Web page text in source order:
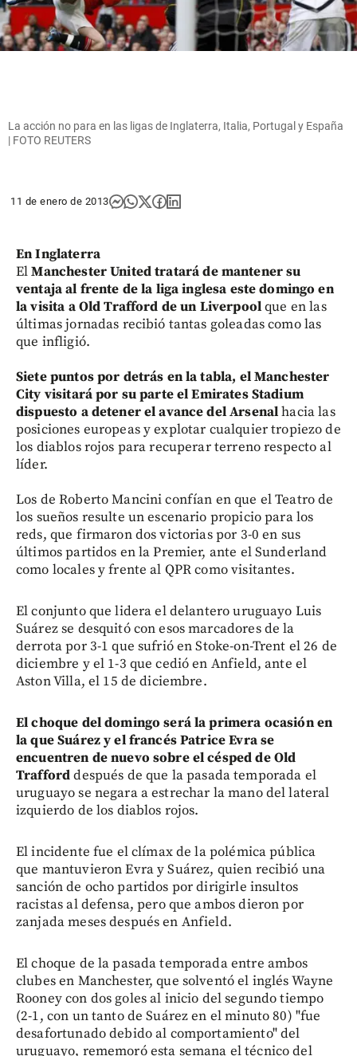
La acción no para en las ligas de Inglaterra, Italia, Portugal y España
| FOTO REUTERS
11 de enero de 2013
En Inglaterra
ElManchester United tratará de mantener su
ventaja al frente de la liga inglesa este domingo en
la visita a Old Trafford de un Liverpoolque en las
últimas jornadas recibió tantas goleadas como las
que infligió.
Siete puntos por detrás en la tabla, el Manchester
City visitará por su parte el Emirates Stadium
dispuesto a detener el avance del Arsenalhacia las
posiciones europeas y explotar cualquier tropiezo de
los diablos rojos para recuperar terreno respecto al
líder.
Los de Roberto Mancini confían en que el Teatro de
los sueños resulte un escenario propicio para los
reds, que firmaron dos victorias por 3-0 en sus
últimos partidos en la Premier, ante el Sunderland
como locales y frente al QPR como visitantes.
El conjunto que lidera el delantero uruguayo Luis
Suárez se desquitó con esos marcadores de la
derrota por 3-1 que sufrió en Stoke-on-Trent el 26 de
diciembre y el 1-3 que cedió en Anfield, ante el
Aston Villa, el 15 de diciembre.
El choque del domingo será la primera ocasión en
la que Suárez y el francés Patrice Evra se
encuentren de nuevo sobre el césped de Old
Trafforddespués de que la pasada temporada el
uruguayo se negara a estrechar la mano del lateral
izquierdo de los diablos rojos.
El incidente fue el clímax de la polémica pública
que mantuvieron Evra y Suárez, quien recibió una
sanción de ocho partidos por dirigirle insultos
racistas al defensa, pero que ambos dieron por
zanjada meses después en Anfield.
El choque de la pasada temporada entre ambos
clubes en Manchester, que solventó el inglés Wayne
Rooney con dos goles al inicio del segundo tiempo
(2-1, con un tanto de Suárez en el minuto 80) "fue
desafortunado debido al comportamiento" del
uruguayo, rememoró esta semana el técnico del